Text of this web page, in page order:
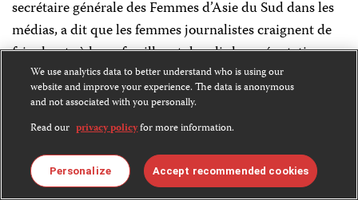
secrétaire générale des Femmes d’Asie du Sud dans les
médias, a dit que les femmes journalistes craignent de
faire honte à leurs familles et de salir leur réputation en
signalant une agression aux autorités ou à leurs
employeurs. «Elles savent qu’il n’y aura aucune suite »,
a-t-elle martelé.
Deborah Nyangulu-Chipofya, secrétaire générale de
l’Institut des médias d’Afrique australe au Malawi, a
We use analytics data to better understand who is using our
website and improve your experience. The data is anonymous
and not associated with you personally.
Read our privacy policyfor more information.
Personalize Accept recommended cookies